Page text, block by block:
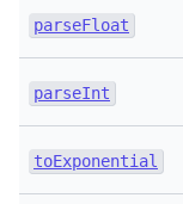
parseFloat
parseInt
toExponential